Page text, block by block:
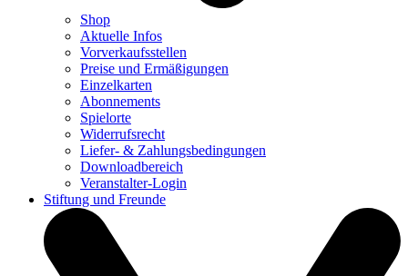
Shop
Aktuelle Infos
Vorverkaufsstellen
Preise und Ermäßigungen
Einzelkarten
Abonnements
Spielorte
Widerrufsrecht
Liefer- & Zahlungsbedingungen
Downloadbereich
Veranstalter-Login
Stiftung und Freunde